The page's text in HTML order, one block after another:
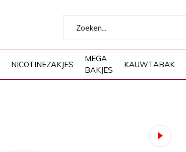
NICOTINEZAKJES
MEGA
BAKJES
KAUWTABAK